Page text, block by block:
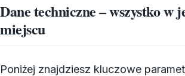
Dane techniczne – wszystko w
miejscu
Poniżej znajdziesz kluczowe